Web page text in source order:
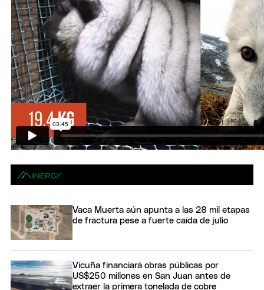
Vaca Muerta aún apunta a las 28 mil etapas
de fractura pese a fuerte caída de julio
Vicuña financiará obras públicas por
US$250 millones en San Juan antes de
extraer la primera tonelada de cobre